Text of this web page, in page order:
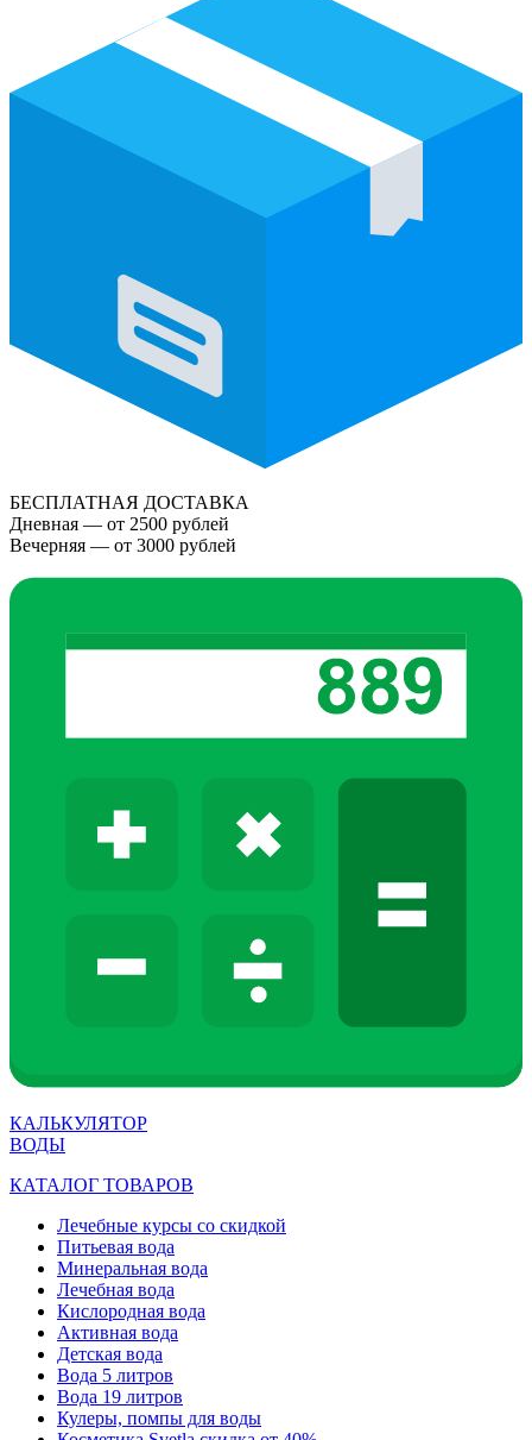
БЕСПЛАТНАЯ ДОСТАВКА
Дневная — от 2500 рублей
Вечерняя — от 3000 рублей
КАЛЬКУЛЯТОР
ВОДЫ
КАТАЛОГ ТОВАРОВ
Лечебные курсы со скидкой
Питьевая вода
Минеральная вода
Лечебная вода
Кислородная вода
Активная вода
Детская вода
Вода 5 литров
Вода 19 литров
Кулеры, помпы для воды